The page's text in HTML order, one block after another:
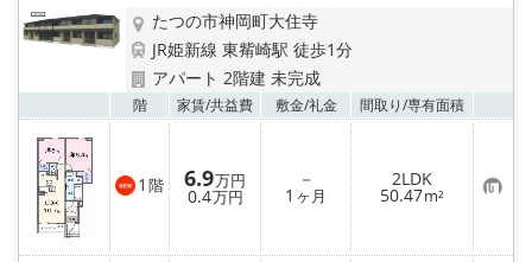
たつの市神岡町大住寺
JR姫新線 東觜崎駅 徒歩1分
アパート 2階建 未完成
階 家賃/共益費 敷金/礼金 間取り/専有面積
1 階 6.9万円
0.4万円
－
1 ヶ月
2LDK
50.47m² お
気
に
入